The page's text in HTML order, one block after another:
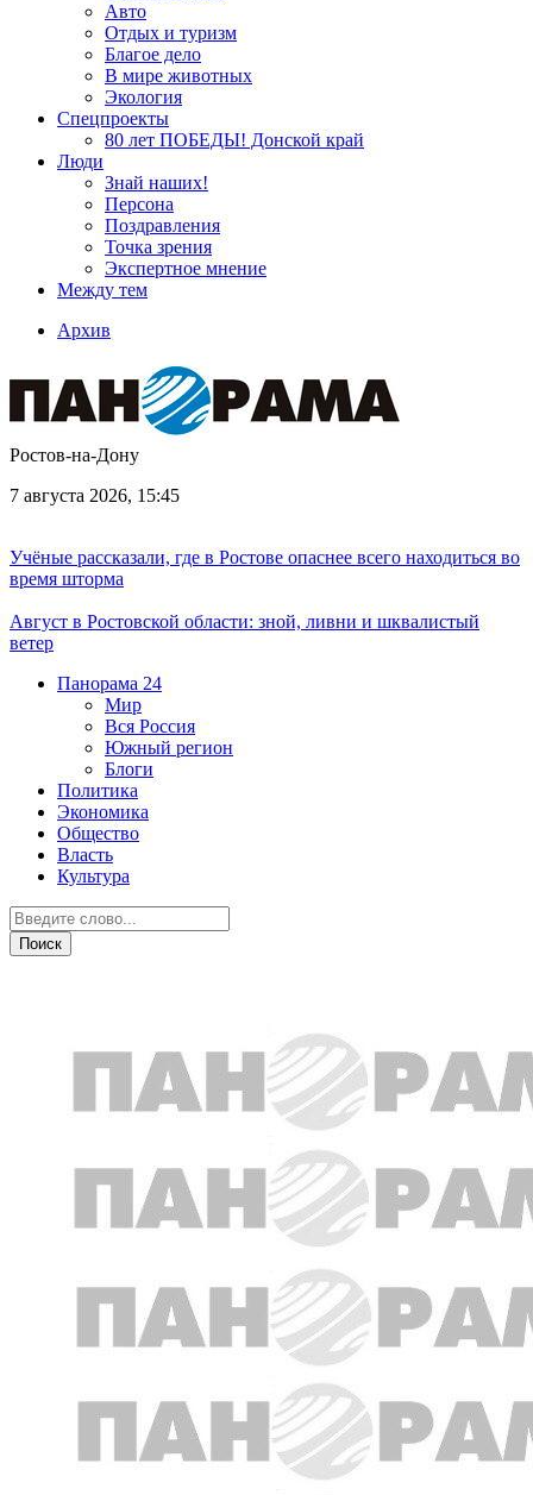
Авто
Отдых и туризм
Благое дело
В мире животных
Экология
Спецпроекты
80 лет ПОБЕДЫ! Донской край
Люди
Знай наших!
Персона
Поздравления
Точка зрения
Экспертное мнение
Между тем
Архив
Ростов-на-Дону
7 августа 2026, 15:45
Учёные рассказали, где в Ростове опаснее всего находиться во
время шторма
Август в Ростовской области: зной, ливни и шквалистый
ветер
Панорама 24
Мир
Вся Россия
Южный регион
Блоги
Политика
Экономика
Общество
Власть
Культура